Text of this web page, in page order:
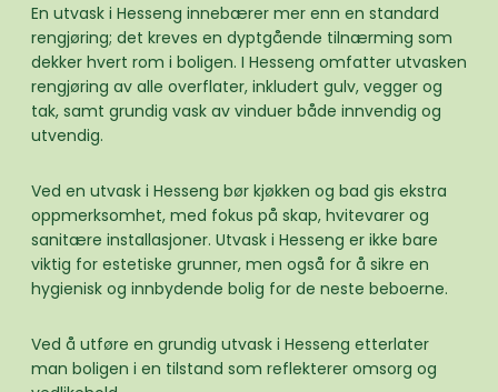
En utvask i Hesseng innebærer mer enn en standard
rengjøring; det kreves en dyptgående tilnærming som
dekker hvert rom i boligen. I Hesseng omfatter utvasken
rengjøring av alle overflater, inkludert gulv, vegger og
tak, samt grundig vask av vinduer både innvendig og
utvendig.
Ved en utvask i Hesseng bør kjøkken og bad gis ekstra
oppmerksomhet, med fokus på skap, hvitevarer og
sanitære installasjoner. Utvask i Hesseng er ikke bare
viktig for estetiske grunner, men også for å sikre en
hygienisk og innbydende bolig for de neste beboerne.
Ved å utføre en grundig utvask i Hesseng etterlater
man boligen i en tilstand som reflekterer omsorg og